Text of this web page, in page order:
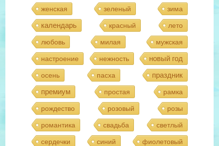
женская зеленый зима
календарь красный лето
любовь милая мужская
настроение нежность новый год
осень пасха
праздник
премиум
простая рамка
рождество розовый розы
романтика свадьба светлый
сердечки синий фиолетовый